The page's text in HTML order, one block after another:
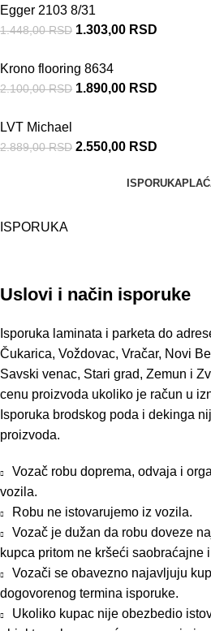
Egger 2103 8/31
1.448,00RSD 1.303,00 RSD
Krono flooring 8634
2.100,00RSD 1.890,00 RSD
LVT Michael
2.889,00RSD 2.550,00 RSD
ISPORUKA
ISPORUKA
Uslovi i način isporuke
Isporuka laminata i parketa do
Čukarica, Voždovac, Vračar, Novi
Savski venac, Stari grad, Zemun i
cenu proizvoda ukoliko je račun u
Isporuka brodskog poda i dekinga
proizvoda.
Vozač robu doprema, odvaja i
vozila.
Robu ne istovarujemo iz vozila.
Vozač je dužan da robu doveze
kupca pritom ne kršeći saobraćajne
Vozači se obavezno najavljuju
dogovorenog termina isporuke.
Ukoliko kupac nije obezbedio